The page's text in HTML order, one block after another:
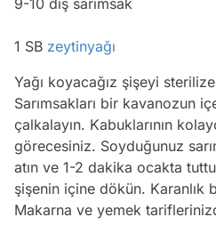
9-10 diş sarımsak
1 SB zeytinyağı
Yağı koyacağız şişeyi sterilize
Sarımsakları bir kavanozun
çalkalayın. Kabuklarının
görecesiniz. Soyduğunuz
atın ve 1-2 dakika ocakta
şişenin içine dökün. Karanlık
Makarna ve yemek